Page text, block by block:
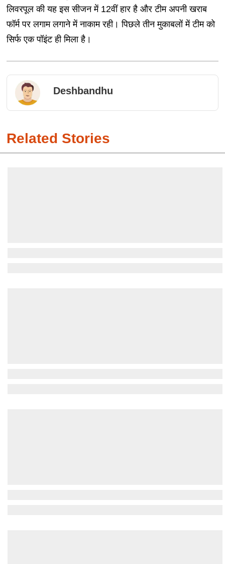
लिवरपूल की यह इस सीजन में 12वीं हार है और टीम अपनी खराब
फॉर्म पर लगाम लगाने में नाकाम रही। पिछले तीन मुकाबलों में टीम को
सिर्फ एक पॉइंट ही मिला है।
Deshbandhu
Related Stories